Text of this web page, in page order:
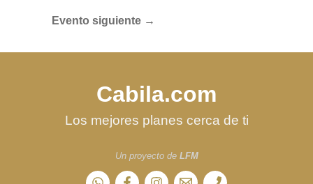
Evento siguiente →
Cabila.com
Los mejores planes cerca de ti
Un proyecto de LFM